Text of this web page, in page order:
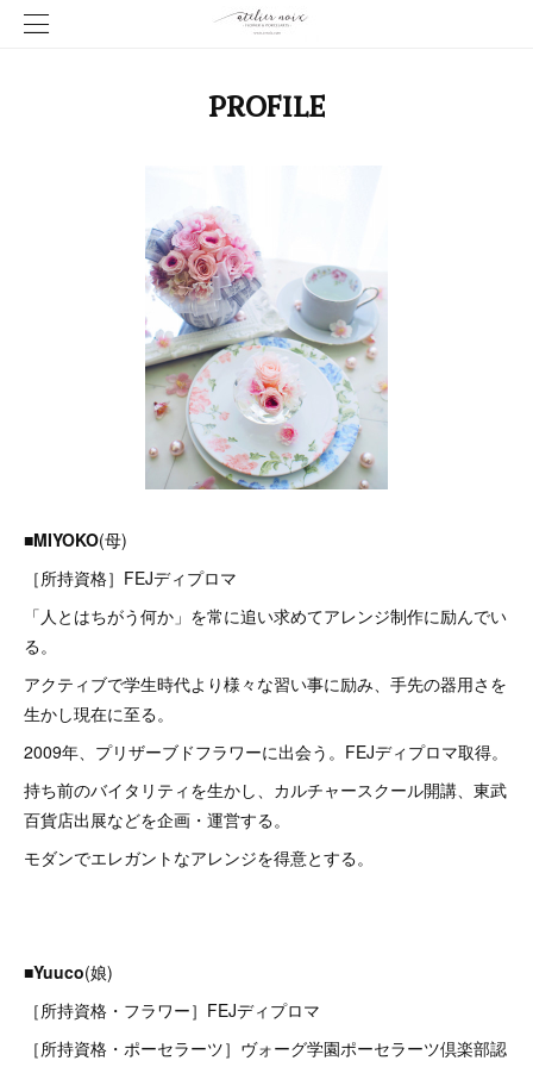
PROFILE
■MIYOKO(母)
［所持資格］FEJディプロマ
「人とはちがう何か」を常に追い求めてアレンジ制作に励んでい
る。
アクティブで学生時代より様々な習い事に励み、手先の器用さを
生かし現在に至る。
2009年、プリザーブドフラワーに出会う。FEJディプロマ取得。
持ち前のバイタリティを生かし、カルチャースクール開講、東武
百貨店出展などを企画・運営する。
モダンでエレガントなアレンジを得意とする。
■Yuuco(娘)
［所持資格・フラワー］FEJディプロマ
［所持資格・ポーセラーツ］ヴォーグ学園ポーセラーツ倶楽部認